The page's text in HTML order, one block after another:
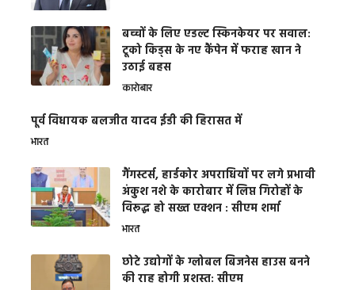
बच्चों के लिए एडल्ट स्किनकेयर पर सवाल:
टूको किड्स के नए कैंपेन में फराह खान ने
उठाई बहस
कारोबार
पूर्व विधायक बलजीत यादव ईडी की हिरासत में
भारत
गैंगस्टर्स, हार्डकोर अपराधियों पर लगे प्रभावी
अंकुश नशे के कारोबार में लिप्त गिरोहों के
विरूद्ध हो सख्त एक्शन : सीएम शर्मा
भारत
छोटे उद्योगों के ग्लोबल बिजनेस हाउस बनने
की राह होगी प्रशस्त: सीएम